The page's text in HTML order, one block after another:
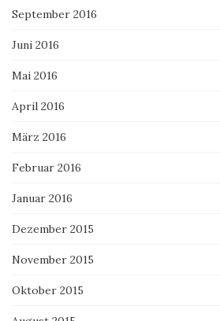
September 2016
Juni 2016
Mai 2016
April 2016
März 2016
Februar 2016
Januar 2016
Dezember 2015
November 2015
Oktober 2015